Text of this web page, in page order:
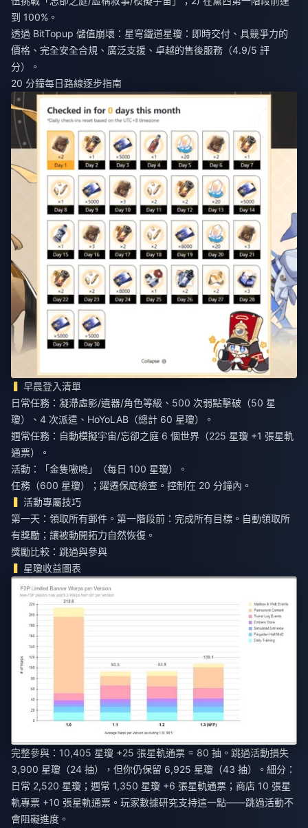
到 100%。
透過 BitTopup 儲值崩壞：星穹鐵道星瓊 ：即時交付、具競爭力的
價格、完全安全合規、廣泛支援、卓越的售後服務（4.9/5 評
分）。
20 分鐘每日路線逐步指南
早晨登入清單
日常任務：凝滯虛影/遺器/角色等級、500 次弱點擊破（50 星
瓊）、4 次派遣、HoYoLAB（總計 60 星瓊）。
週常任務：自動模擬宇宙/忘卻之庭 6 個世界（225 星瓊 +1 張星軌
通票）。
活動：「金隻嗷嗚」（每日 100 星瓊）。
任務（600 星瓊）；躍遷保底檢查。控制在 20 分鐘內。
活動專屬技巧
第一天：領取所有郵件。第一階段前：完成所有目標。自動領取所
有獎勵；讓被動開拓力自然恢復。
獎勵比較：跳過與參與
星瓊收益圖表
完整參與：10,405 星瓊 +25 張星軌通票 = 80 抽。跳過活動損失
3,900 星瓊（24 抽），但你仍保留 6,925 星瓊（43 抽）。細分：
日常 2,520 星瓊；週常 1,350 星瓊 +6 張星軌通票；商店 10 張星
軌專票 +10 張星軌通票。玩家數據研究支持這一點——跳過活動不
會阻礙進度。